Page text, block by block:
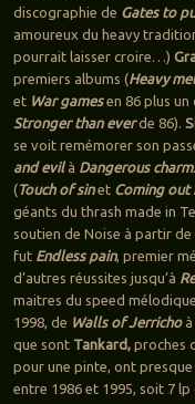
discographie de Gates to
amoureux du heavy
pourrait laisser croire…)
premiers albums (Heavy
et War gamesen 86 plus un
Stronger than ever de 86).
se voit remémorer son
and evil à Dangerous
(Touch of sinet Coming out
géants du thrash made in
soutien de Noise à partir
fut Endless pain, premier
d’autres réussites jusqu’à
maitres du speed
1998, de Walls of Jerricho à
que sont Tankard,proches
pour une pinte, ont
entre 1986 et 1995, soit 7 lp